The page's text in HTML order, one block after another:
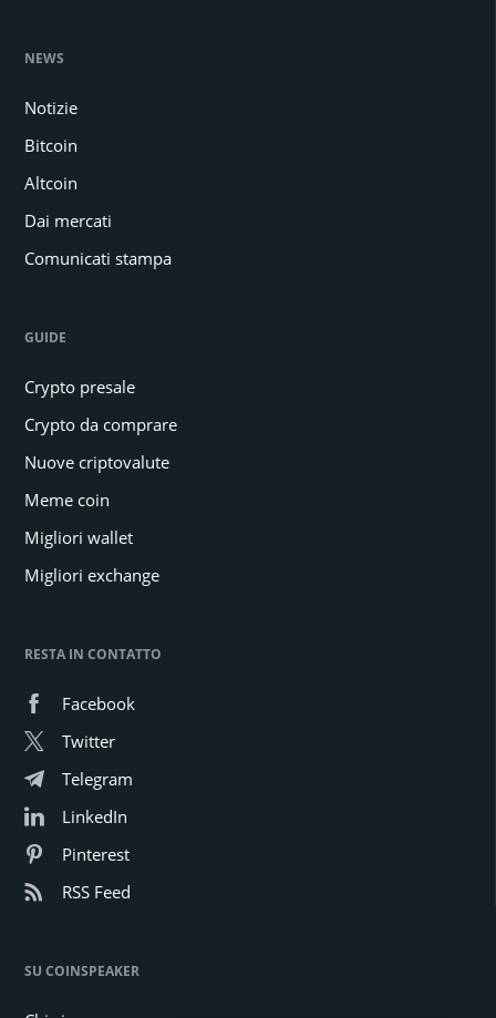
NEWS
Notizie
Bitcoin
Altcoin
Dai mercati
Comunicati stampa
GUIDE
Crypto presale
Crypto da comprare
Nuove criptovalute
Meme coin
Migliori wallet
Migliori exchange
RESTA IN CONTATTO
Facebook
Twitter
Telegram
LinkedIn
Pinterest
RSS Feed
SU COINSPEAKER